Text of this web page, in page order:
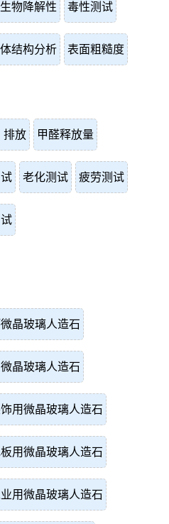
生物降解性 毒性测试
结构分析 表面粗糙度
排放 甲醛释放量
老化测试 疲劳测试
晶玻璃人造石
晶玻璃人造石
用微晶玻璃人造石
用微晶玻璃人造石
用微晶玻璃人造石